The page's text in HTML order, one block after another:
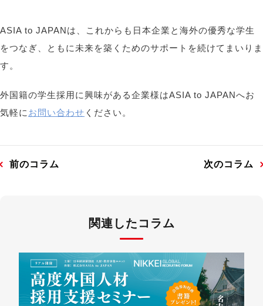
ASIA to JAPANは、これからも日本企業と海外の優秀な学生
をつなぎ、ともに未来を築くためのサポートを続けてまいりま
す。
外国籍の学生採用に興味がある企業様はASIA to JAPANへお
気軽に お問い合わせ ください。
前のコラム 次のコラム
関連したコラム